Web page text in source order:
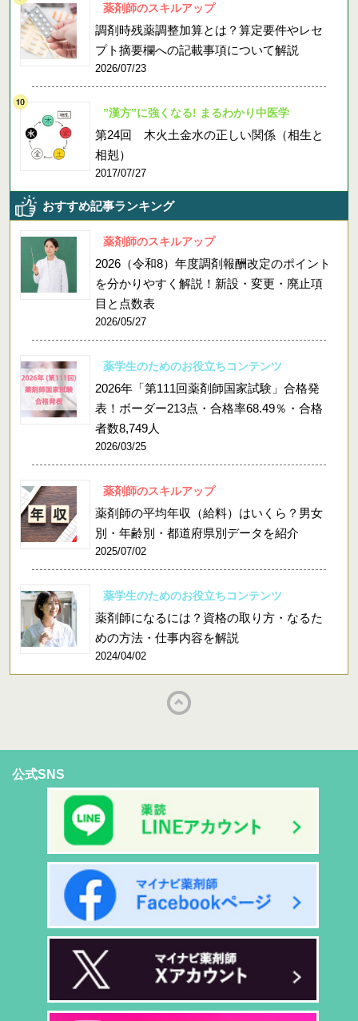
薬剤師のスキルアップ
調剤時残薬調整加算とは？算定要件やレセ
プト摘要欄への記載事項について解説
2026/07/23
”漢方”に強くなる! まるわかり中医学
第24回 木火土金水の正しい関係（相生と
相剋）
2017/07/27
おすすめ記事ランキング
薬剤師のスキルアップ
2026（令和8）年度調剤報酬改定のポイント
を分かりやすく解説！新設・変更・廃止項
目と点数表
2026/05/27
薬学生のためのお役立ちコンテンツ
2026年「第111回薬剤師国家試験」合格発
表！ボーダー213点・合格率68.49％・合格
者数8,749人
2026/03/25
薬剤師のスキルアップ
薬剤師の平均年収（給料）はいくら？男女
別・年齢別・都道府県別データを紹介
2025/07/02
薬学生のためのお役立ちコンテンツ
薬剤師になるには？資格の取り方・なるた
めの方法・仕事内容を解説
2024/04/02
公式SNS